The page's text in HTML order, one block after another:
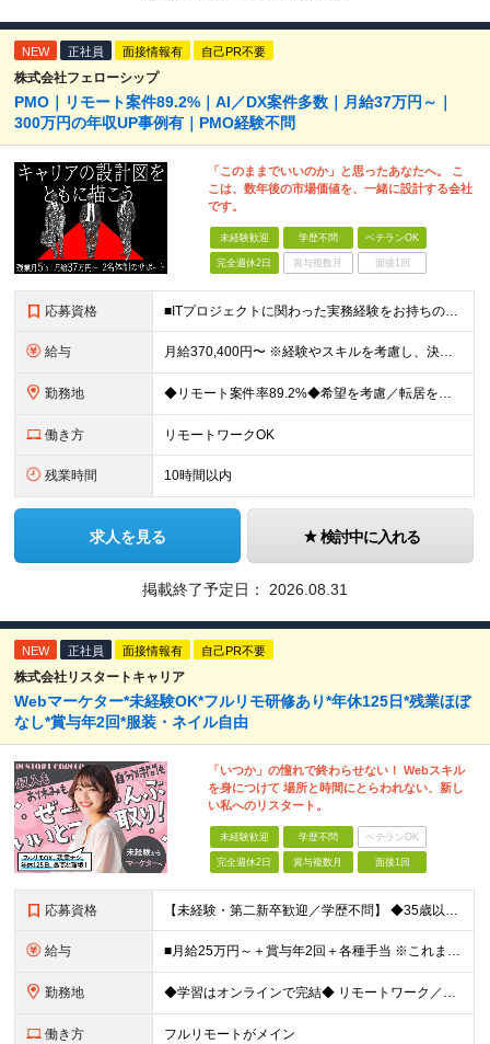
NEW 正社員 面接情報有 自己PR不要
株式会社フェローシップ
PMO｜リモート案件89.2%｜AI／DX案件多数｜月給37万円～｜
300万円の年収UP事例有｜PMO経験不問
「このままでいいのか」と思ったあなたへ。 こ
こは、数年後の市場価値を、一緒に設計する会社
です。
未経験歓迎 学歴不問 ベテランOK
完全週休2日 賞与複数月 面接1回
応募資格 ■ITプロジェクトに関わった実務経験をお持ちの方（年数・職種不問） ■学歴不問 開発、Webディレクター、進行管理など、これまでの経験を活かせます。 PMOとしての実務経験は問いません。 ＼こんな
給与 月給370,400円〜 ※経験やスキルを考慮し、決定いたします ※上記金額には固定残業代（30時間分/70,400円～）を含みます。超過分は別途全額支給いたします ※試用期間6カ月あり（期間中の給与・
勤務地 ◆リモート案件率89.2%◆希望を考慮／転居を伴う転勤なし 一都三県のクライアント先＋在宅勤務（案件により異なります） 【本社】東京都千代田区内幸町2-2-3 日比谷国際ビル3F (変更の範囲)上
働き方 リモートワークOK
残業時間 10時間以内
求人を見る 検討中に入れる
掲載終了予定日： 2026.08.31
NEW 正社員 面接情報有 自己PR不要
株式会社リスタートキャリア
Webマーケター*未経験OK*フルリモ研修あり*年休125日*残業ほぼ
なし*賞与年2回*服装・ネイル自由
「いつか」の憧れで終わらせない！ Webスキル
を身につけて 場所と時間にとらわれない、新し
い私へのリスタート。
未経験歓迎 学歴不問 ベテランOK
完全週休2日 賞与複数月 面接1回
応募資格 【未経験・第二新卒歓迎／学歴不問】 ◆35歳以下の方（若年層の長期キャリア形成を図るため) ◆お人柄・意欲重視の採用です！ ＜こんな方は大歓迎！＞ ・SNSや動画を見るのが好きで、トレンドに敏感 ・
給与 ■月給25万円～＋賞与年2回＋各種手当 ※これまでの経験・スキル・前職の給与を考慮して決定します ※上記には、固定残業代（月20時間分／32,500円～）が含まれます ＜研修期間（7ヶ月～最大10ヶ
勤務地 ◆学習はオンラインで完結◆ リモートワーク／フルリモート案件あり・転勤なし ◇本社(秋葉原)または一都三県のクライアント先 ※勤務地につきましては、ご相談の上で配属 ＜本社＞ ◇東京都台東区台東1
働き方 フルリモートがメイン